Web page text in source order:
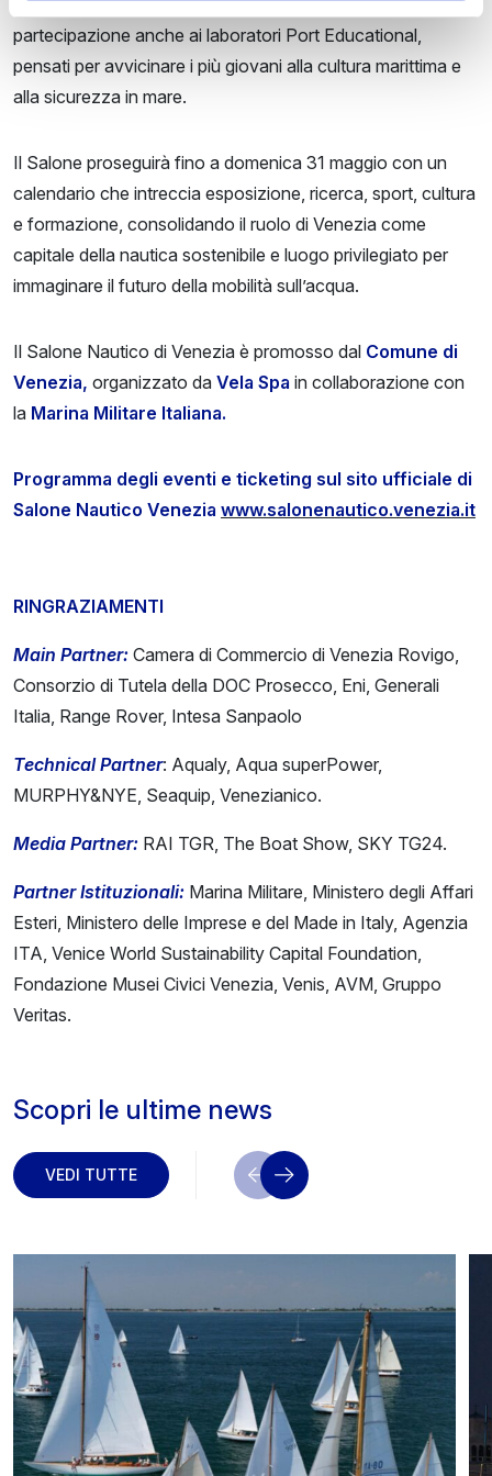
per le visite al sottomarino Dandolo. Grande
partecipazione anche ai laboratori Port Educational,
pensati per avvicinare i più giovani alla cultura marittima e
alla sicurezza in mare.
Il Salone proseguirà fino a domenica 31 maggio con un
calendario che intreccia esposizione, ricerca, sport, cultura
e formazione, consolidando il ruolo di Venezia come
capitale della nautica sostenibile e luogo privilegiato per
immaginare il futuro della mobilità sull’acqua.
Il Salone Nautico di Venezia è promosso dal Comune di
Venezia, organizzato da Vela Spa in collaborazione con
la Marina Militare Italiana.
Programma degli eventi e ticketing sul sito ufficiale di
Salone Nautico Venezia www.salonenautico.venezia.it
RINGRAZIAMENTI
Main Partner: Camera di Commercio di Venezia Rovigo,
Consorzio di Tutela della DOC Prosecco, Eni, Generali
Italia, Range Rover, Intesa Sanpaolo
Technical Partner: Aqualy, Aqua superPower,
MURPHY&NYE, Seaquip, Venezianico.
Media Partner: RAI TGR, The Boat Show, SKY TG24.
Partner Istituzionali: Marina Militare, Ministero degli Affari
Esteri, Ministero delle Imprese e del Made in Italy, Agenzia
ITA, Venice World Sustainability Capital Foundation,
Fondazione Musei Civici Venezia, Venis, AVM, Gruppo
Veritas.
Scopri le ultime news
VEDI TUTTE